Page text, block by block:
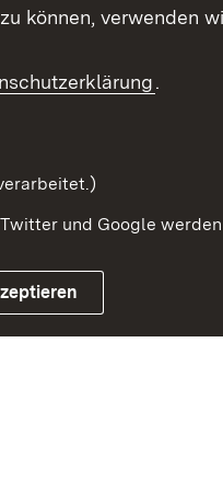
Beteiligung stärken
Kontakt
können, verwenden
.
und Google